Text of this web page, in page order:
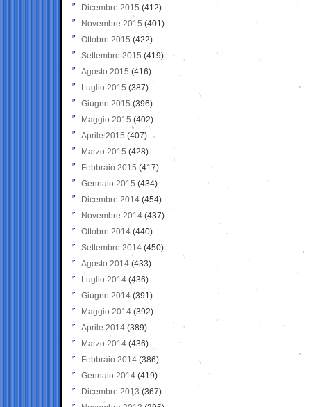
Dicembre 2015 (412)
Novembre 2015 (401)
Ottobre 2015 (422)
Settembre 2015 (419)
Agosto 2015 (416)
Luglio 2015 (387)
Giugno 2015 (396)
Maggio 2015 (402)
Aprile 2015 (407)
Marzo 2015 (428)
Febbraio 2015 (417)
Gennaio 2015 (434)
Dicembre 2014 (454)
Novembre 2014 (437)
Ottobre 2014 (440)
Settembre 2014 (450)
Agosto 2014 (433)
Luglio 2014 (436)
Giugno 2014 (391)
Maggio 2014 (392)
Aprile 2014 (389)
Marzo 2014 (436)
Febbraio 2014 (386)
Gennaio 2014 (419)
Dicembre 2013 (367)